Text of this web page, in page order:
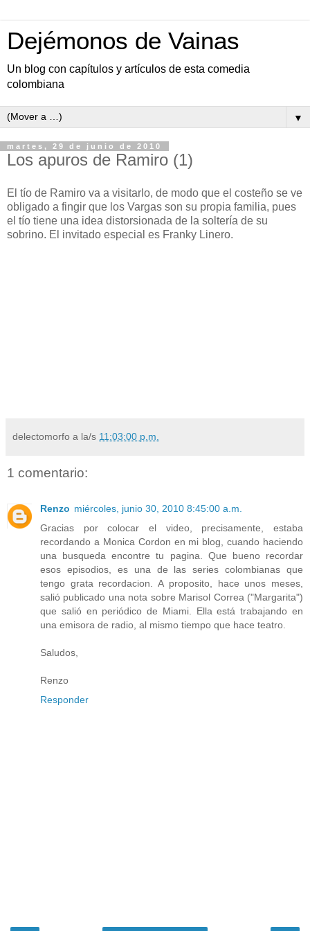
Dejémonos de Vainas
Un blog con capítulos y artículos de esta comedia
colombiana
▼
martes, 29 de junio de 2010
Los apuros de Ramiro (1)
El tío de Ramiro va a visitarlo, de modo que el costeño se ve
obligado a fingir que los Vargas son su propia familia, pues
el tío tiene una idea distorsionada de la soltería de su
sobrino. El invitado especial es Franky Linero.
delectomorfo a la/s 11:03:00 p.m.
1 comentario:
Renzo miércoles, junio 30, 2010 8:45:00 a.m.
Gracias por colocar el video, precisamente, estaba
recordando a Monica Cordon en mi blog, cuando haciendo
una busqueda encontre tu pagina. Que bueno recordar
esos episodios, es una de las series colombianas que
tengo grata recordacion. A proposito, hace unos meses,
salió publicado una nota sobre Marisol Correa ("Margarita")
que salió en periódico de Miami. Ella está trabajando en
una emisora de radio, al mismo tiempo que hace teatro.
Saludos,
Renzo
Responder